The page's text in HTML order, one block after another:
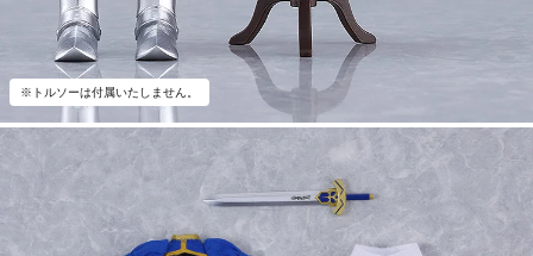
※トルソーは付属いたしません。